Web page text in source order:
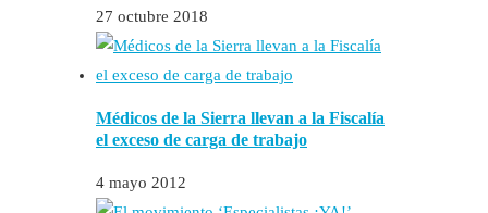
27 octubre 2018
Médicos de la Sierra llevan a la Fiscalía
el exceso de carga de trabajo
4 mayo 2012